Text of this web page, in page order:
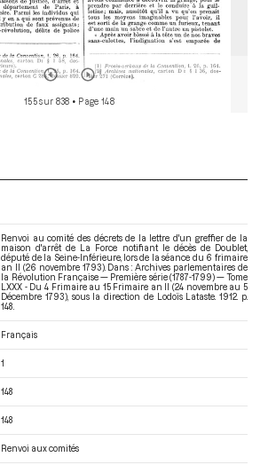
155 sur 838 • Page 148
Renvoi au comité des décrets de la lettre d'un greffier de la
maison d'arrêt de La Force notifiant le décès de Doublet,
député de la Seine-Inférieure, lors de la séance du 6 frimaire
an II (26 novembre 1793). Dans : Archives parlementaires de
la Révolution Française — Première série (1787-1799) — Tome
LXXX - Du 4 Frimaire au 15 Frimaire an II (24 novembre au 5
Décembre 1793), sous la direction de Lodoïs Lataste. 1912. p.
148.
Français
1
148
148
Renvoi aux comités